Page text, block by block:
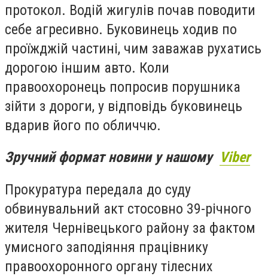
протокол. Водій жигулів почав поводити
себе агресивно. Буковинець ходив по
проїжджій частині, чим заважав рухатись
дорогою іншим авто. Коли
правоохоронець попросив порушника
зійти з дороги, у відповідь буковинець
вдарив його по обличчю.
Зручний формат новини у нашому Viber
Прокуратура передала до суду
обвинувальний акт стосовно 39-річного
жителя Чернівецького району за фактом
умисного заподіяння працівнику
правоохоронного органу тілесних